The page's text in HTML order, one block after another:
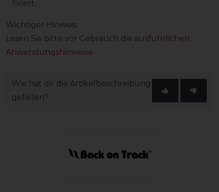
fixiert.
Wichtiger Hinweis:
Lesen Sie bitte vor Gebrauch die ausführlichen
Anwendungshinweise.
Wie hat dir die Artikelbeschreibung
gefallen?